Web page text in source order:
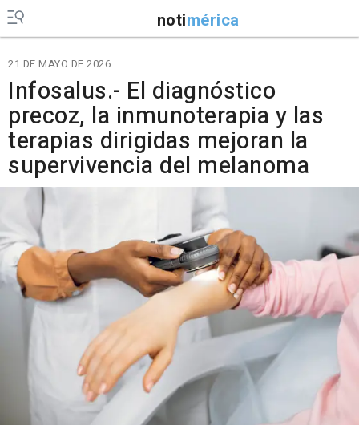
notimérica
21 DE MAYO DE 2026
Infosalus.- El diagnóstico
precoz, la inmunoterapia y las
terapias dirigidas mejoran la
supervivencia del melanoma